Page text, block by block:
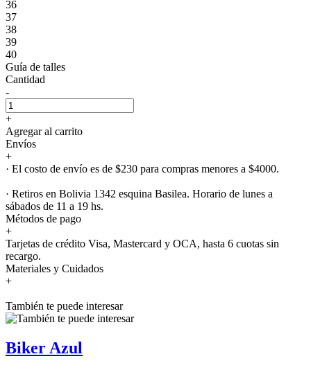
36
37
38
39
40
Guía de talles
Cantidad
-
+
Agregar al carrito
Envíos
+
· El costo de envío es de $230 para compras menores a $4000.
· Retiros en Bolivia 1342 esquina Basilea. Horario de lunes a
sábados de 11 a 19 hs.
Métodos de pago
+
Tarjetas de crédito Visa, Mastercard y OCA, hasta 6 cuotas sin
recargo.
Materiales y Cuidados
+
También te puede interesar
Biker Azul